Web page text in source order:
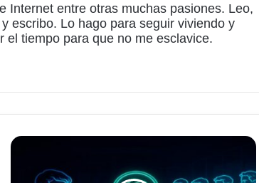
Internet entre otras muchas pasiones. Leo,
escribo. Lo hago para seguir viviendo y
el tiempo para que no me esclavice.
ChatGPT
mejorar